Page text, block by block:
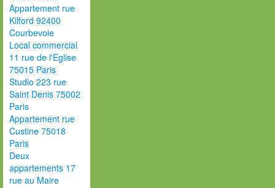
Appartement rue
Kilford 92400
Courbevoie
Local commercial
11 rue de l'Eglise
75015 Paris
Studio 223 rue
Saint Denis 75002
Paris
Appartement rue
Custine 75018
Paris
Deux
appartements 17
rue au Maire